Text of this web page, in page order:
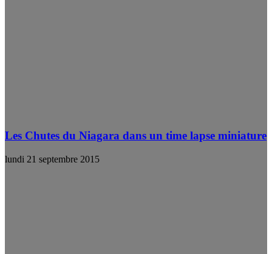
Les Chutes du Niagara dans un time lapse miniature
lundi 21 septembre 2015